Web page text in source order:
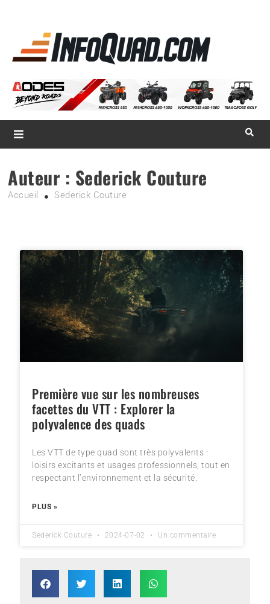
Magazine InfoQuad.com
Auteur : Sederick Couture
Accueil Sederick Couture
Première vue sur les nombreuses
facettes du VTT : Explorer la
polyvalence des quads
Les VTT de type quad sont très polyvalents :
loisirs excitants et usages professionnels, tout en
respectant l’environnement et la sécurité.
PLUS »
Sederick Couture 2024-07-02 Un commentaire